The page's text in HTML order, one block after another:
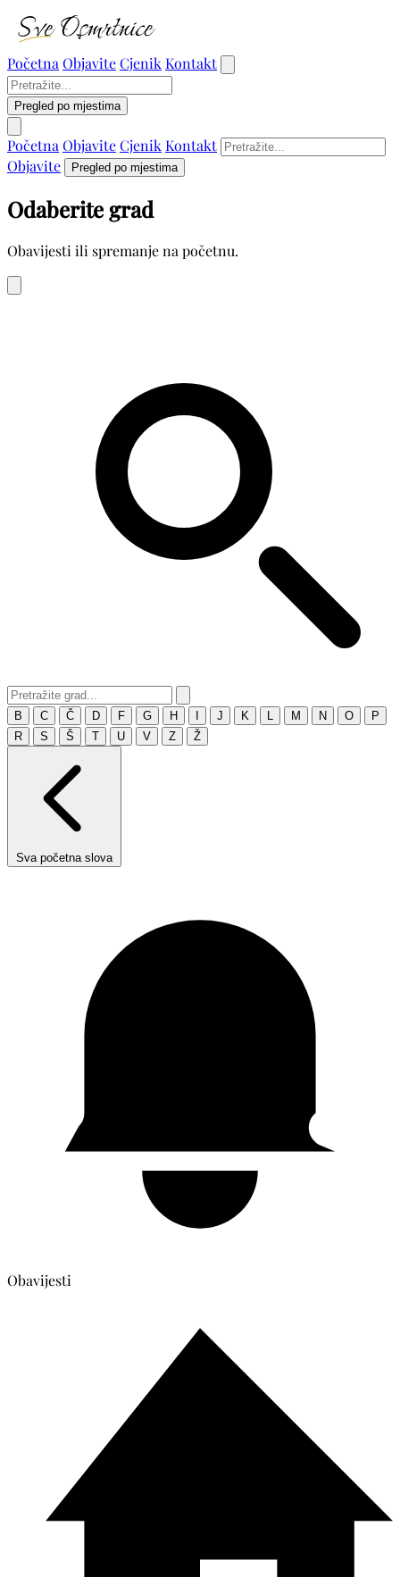
Početna ObjaviteCjenik Kontakt
Pregled po mjestima
Početna ObjaviteCjenik Kontakt
Objavite
Pregled po mjestima
Odaberite grad
Obavijesti ili spremanje na početnu.
B C Č D F G H J K M N O
P
R
S Š T U V Z Ž
Sva početna slova
Obavijesti